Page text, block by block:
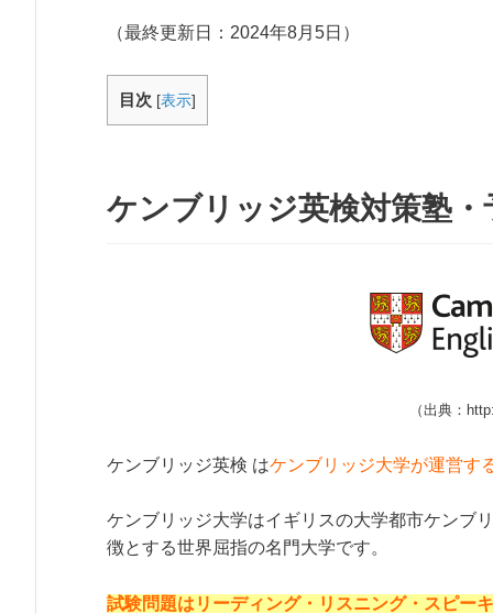
（最終更新日： 2024年8月5日 ）
目次 [表示]
ケンブリッジ英検対策塾
（出典：
ケンブリッジ英検 はケンブリッジ大学が運営す
ケンブリッジ大学はイギリスの大学都市ケンブ
徴とする世界屈指の名門大学です。
試験問題はリーディング・リスニング・スピー